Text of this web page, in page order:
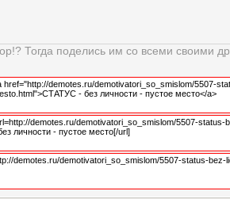
Тогда поделись им со всеми своими